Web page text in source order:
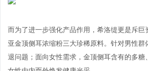
而为了进一步强化产品作用，希洛缇更是斥
亚金顶侧耳浓缩粉三大珍稀原料。针对男性
退问题；面向女性需求，金顶侧耳含有的多